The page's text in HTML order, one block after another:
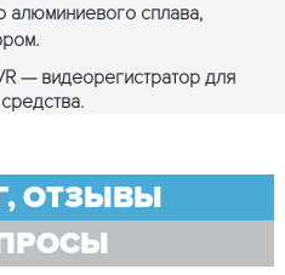
алюминиевого сплава,
— видеорегистратор для
ЗАЯВКУ
ОТЗЫВЫ